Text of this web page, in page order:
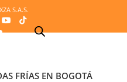
S.A.S.
FRÍAS EN BOGOTÁ